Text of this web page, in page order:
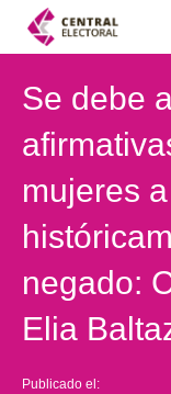
Se debe
mujeres
negado:
Elia
Publicado el: